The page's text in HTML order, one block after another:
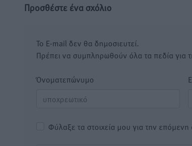
Προσθέστε ένα σχόλιο
Το E-mail δεν θα δημοσιευτεί.
Πρέπει να συμπληρωθούν όλα τα πεδία για
Όνοματεπώνυμο
Φύλαξε τα στοιχεία μου για την